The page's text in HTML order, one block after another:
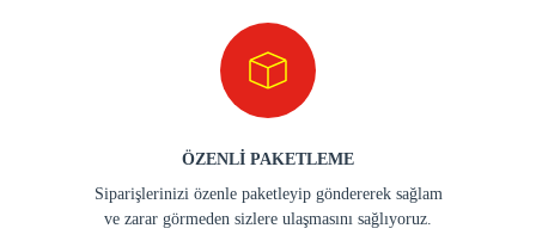
ÖZENLİ PAKETLEME
Siparişlerinizi özenle paketleyip göndererek sağlam
ve zarar görmeden sizlere ulaşmasını sağlıyoruz.